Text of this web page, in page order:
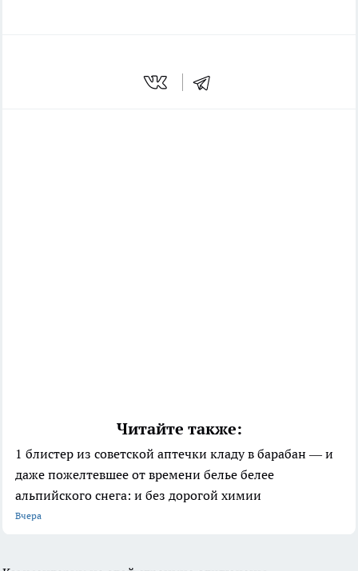
Читайте также:
1 блистер из советской аптечки кладу в барабан — и
даже пожелтевшее от времени белье белее
альпийского снега: и без дорогой химии
Вчера